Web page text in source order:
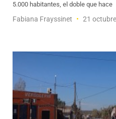
5.000 habitantes, el doble que hace
Fabiana Frayssinet 21